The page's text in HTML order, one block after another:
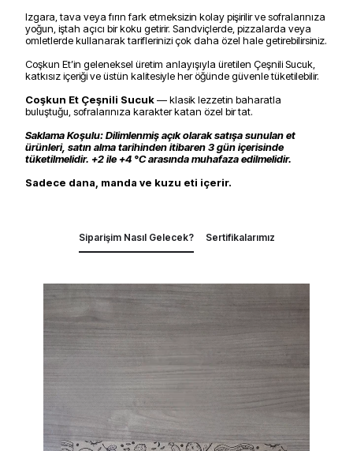
Izgara, tava veya fırın fark etmeksizin kolay pişirilir ve sofralarınıza
yoğun, iştah açıcı bir koku getirir. Sandviçlerde, pizzalarda veya
omletlerde kullanarak tariflerinizi çok daha özel hale getirebilirsiniz.
Coşkun Et’in geleneksel üretim anlayışıyla üretilen Çeşnili Sucuk,
katkısız içeriği ve üstün kalitesiyle her öğünde güvenle tüketilebilir.
Coşkun Et Çeşnili Sucuk— klasik lezzetin baharatla
buluştuğu, sofralarınıza karakter katan özel bir tat.
Saklama Koşulu: Dilimlenmiş açık olarak satışa sunulan et
ürünleri, satın alma tarihinden itibaren 3 gün içerisinde
tüketilmelidir. +2 ile +4 °C arasında muhafaza edilmelidir.
Sadece dana, manda ve kuzu eti içerir.
Siparişim Nasıl Gelecek? Sertifikalarımız